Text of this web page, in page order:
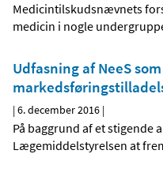
Medicintilskudsnævnets
medicin i nogle
Udfasning af NeeS
|6. december 2016 |
På baggrund af et stigende
Lægemiddelstyrelsen at